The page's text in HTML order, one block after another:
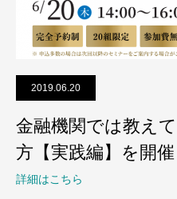
2019.06.20
金融機関では教え
方【実践編】を開催
詳細はこちら